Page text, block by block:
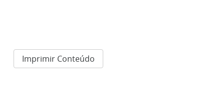
Imprimir Conteúdo